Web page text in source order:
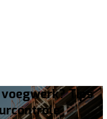
Tips